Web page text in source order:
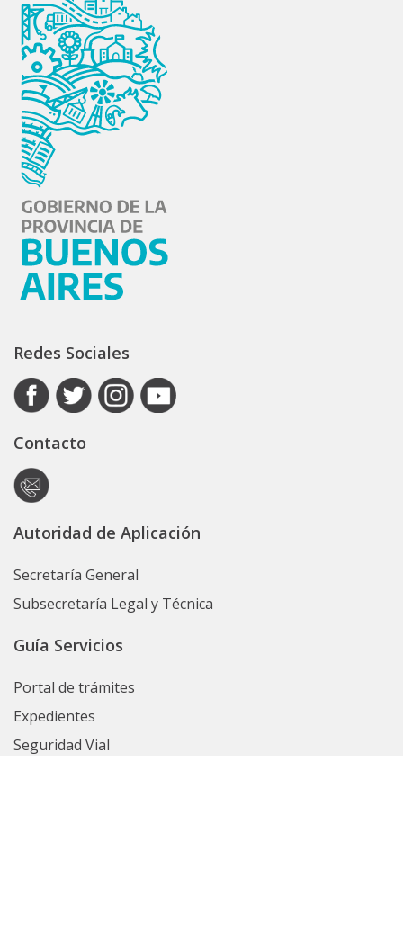
Redes Sociales
Contacto
Autoridad de Aplicación
Secretaría General
Subsecretaría Legal y Técnica
Guía Servicios
Portal de trámites
Expedientes
Seguridad Vial